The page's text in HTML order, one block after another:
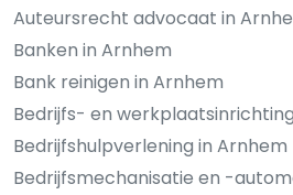
Auteursrecht advocaat in
Banken in Arnhem
Bank reinigen in Arnhem
Bedrijfs- en
Bedrijfshulpverlening in Arnhem
Bedrijfsmechanisatie en -